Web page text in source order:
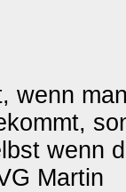
wenn
wenn
Martin